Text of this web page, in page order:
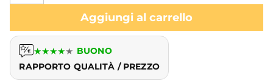
Aggiungi al carrello
★★★★★ BUONO
RAPPORTO QUALITÀ / PREZZO